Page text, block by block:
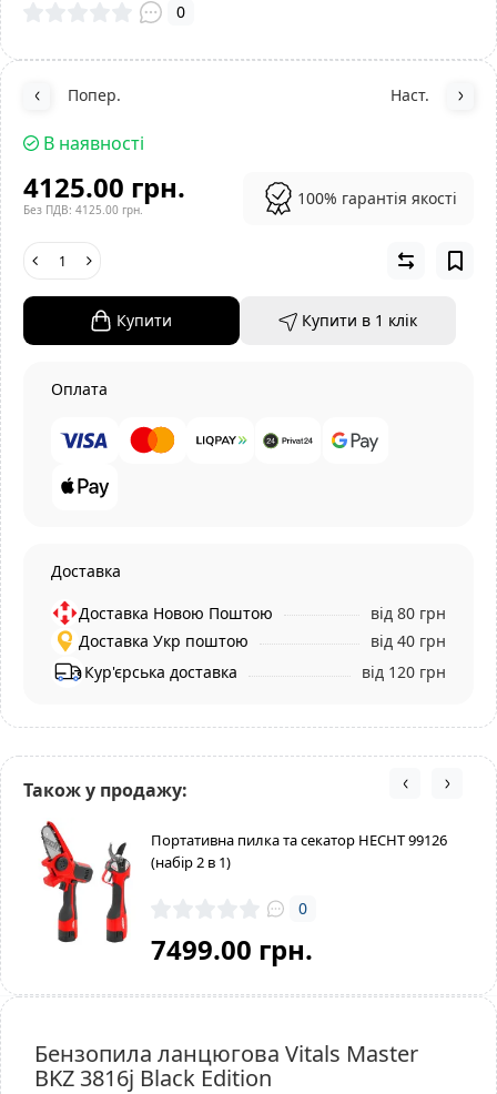
0
Попер. Наст.
В наявності
4125.00 грн.
Без ПДВ: 4125.00 грн.
100% гарантія якості
Купити Купити в 1 клiк
Оплата
Доставка
Доставка Новою Поштою
від 80 грн
Доставка Укр поштою
від 40 грн
Кур'єрська доставка
від 120 грн
Також у продажу:
Портативна пилка та секатор HECHT 99126
(набір 2 в 1)
0
7499.00 грн.
Бензопила ланцюгова Vitals Master
BKZ 3816j Black Edition